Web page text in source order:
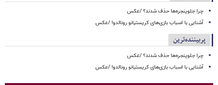
چرا جلوپنجره‌ها حذف شدند؟ /عکس
آشنایی با اسباب‌ بازی‌های کریستیانو رونالدو! /عکس
پربیننده‌ترین
چرا جلوپنجره‌ها حذف شدند؟ /عکس
آشنایی با اسباب‌ بازی‌های کریستیانو رونالدو! /عکس